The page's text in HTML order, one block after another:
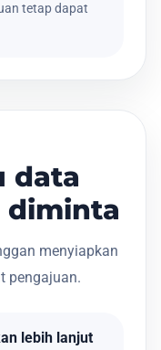
tetap dapat
data
diminta
menyiapkan
pengajuan.
lebih lanjut